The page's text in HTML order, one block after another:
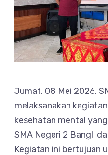
Jumat, 08 Mei 2026,
melaksanakan
kesehatan mental
SMA Negeri 2 Bangli
Kegiatan ini bertujuan